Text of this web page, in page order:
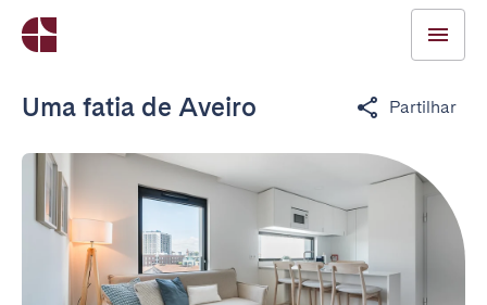
Uma fatia de Aveiro Partilhar